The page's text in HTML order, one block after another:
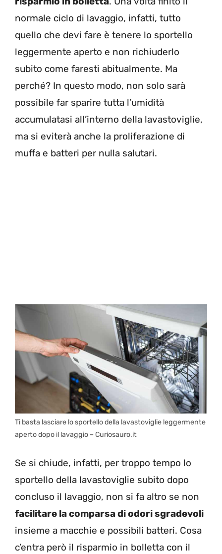
normale ciclo di lavaggio, infatti, tutto
quello che devi fare è tenere lo sportello
leggermente aperto e non richiuderlo
subito come faresti abitualmente. Ma
perché? In questo modo, non solo sarà
possibile far sparire tutta l’umidità
accumulatasi all’interno della lavastoviglie,
ma si eviterà anche la proliferazione di
muffa e batteri per nulla salutari.
Ti basta lasciare lo sportello della lavastoviglie leggermente
aperto dopo il lavaggio – Curiosauro.it
Se si chiude, infatti, per troppo tempo lo
sportello della lavastoviglie subito dopo
concluso il lavaggio, non si fa altro se non
facilitare la comparsa di odori sgradevoli
insieme a macchie e possibili batteri. Cosa
c’entra però il risparmio in bolletta con il